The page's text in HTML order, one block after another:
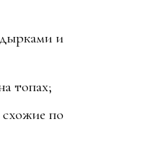
и
топах;
по